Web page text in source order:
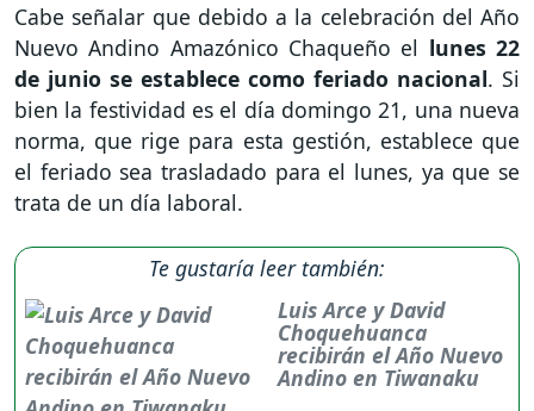
Cabe señalar que debido a la celebración del Año
Nuevo Andino Amazónico Chaqueño el lunes 22
de junio se establece como feriado nacional. Si
bien la festividad es el día domingo 21, una nueva
norma, que rige para esta gestión, establece que
el feriado sea trasladado para el lunes, ya que se
trata de un día laboral.
Te gustaría leer también:
Luis Arce y David
Choquehuanca
recibirán el Año Nuevo
Andino en Tiwanaku